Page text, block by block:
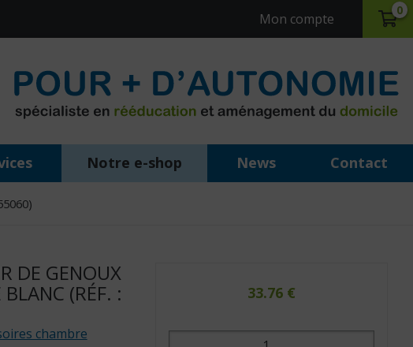
Mon compte
0
Notre e-shop News Contact
DE GENOUX
(RÉF. :
chambre
33.76 €
quantité